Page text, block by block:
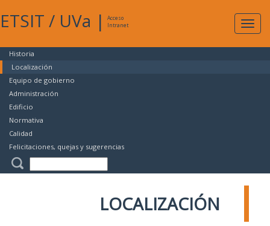
ETSIT / UVa |
Acceso
Intranet
Historia
Localización
Equipo de gobierno
Administración
Edificio
Normativa
Calidad
Felicitaciones, quejas y sugerencias
LOCALIZACIÓN